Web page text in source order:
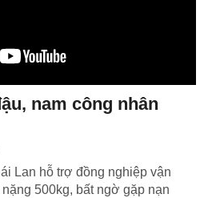
nam công nhân
Lan hỗ trợ đồng nghiệp vận
500kg, bất ngờ gặp nạn